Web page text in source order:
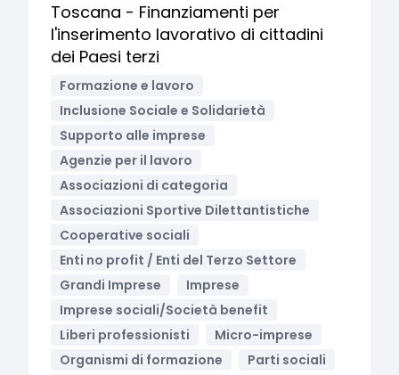
Toscana - Finanziamenti per
l'inserimento lavorativo di cittadini
dei Paesi terzi
Formazione e lavoro
Inclusione Sociale e Solidarietà
Supporto alle imprese
Agenzie per il lavoro
Associazioni di categoria
Associazioni Sportive Dilettantistiche
Cooperative sociali
Enti no profit / Enti del Terzo Settore
Grandi Imprese
Imprese
Imprese sociali/Società benefit
Liberi professionisti
Micro-imprese
Organismi di formazione
Parti sociali